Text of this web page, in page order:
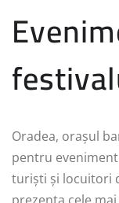
Oradea, orașul
pentru
turiști și locuitori